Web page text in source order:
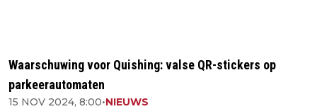
Waarschuwing voor Quishing: valse QR-stickers op
parkeerautomaten
15 NOV 2024, 8:00•NIEUWS